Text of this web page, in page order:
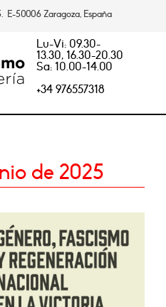
E-50006 Zaragoza, España
Lu-Vi: 09.30-
13.30, 16.30-20.30
Sa: 10.00-14.00
+34 976557318
de 2025